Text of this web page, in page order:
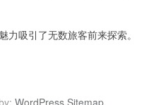
吸引了无数旅客前来探索。
WordPress.Sitemap.